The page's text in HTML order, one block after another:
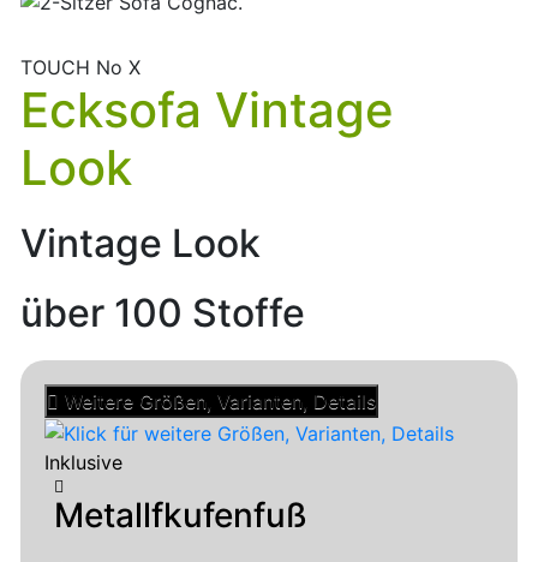
TOUCH No X
Ecksofa Vintage
Look
Vintage Look
über 100 Stoffe
Weitere Größen, Varianten, Details
Inklusive
Metallfkufenfuß